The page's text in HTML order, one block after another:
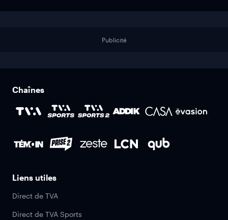
Publicité
Chaînes
Liens utiles
Direct de TVA
Direct de TVA Sports